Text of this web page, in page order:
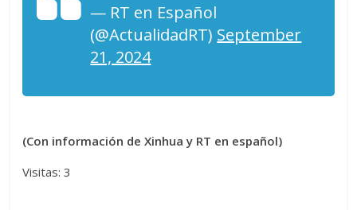
— RT en Español
(@ActualidadRT) September
21, 2024
(Con información de Xinhua y RT en español)
Visitas: 3